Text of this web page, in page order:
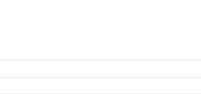
suas ambições globais. Agora enfrenta um mundo de